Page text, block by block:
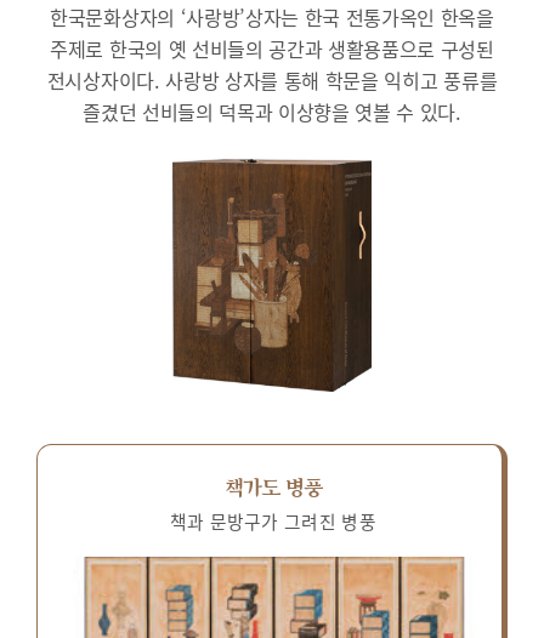
한국문화상자의 ‘사랑방’상자는 한국 전통가옥인 한옥을
주제로 한국의 옛 선비들의 공간과 생활용품으로 구성된
전시상자이다. 사랑방 상자를 통해 학문을 익히고 풍류를
즐겼던 선비들의 덕목과 이상향을 엿볼 수 있다.
책가도 병풍
책과 문방구가 그려진 병풍